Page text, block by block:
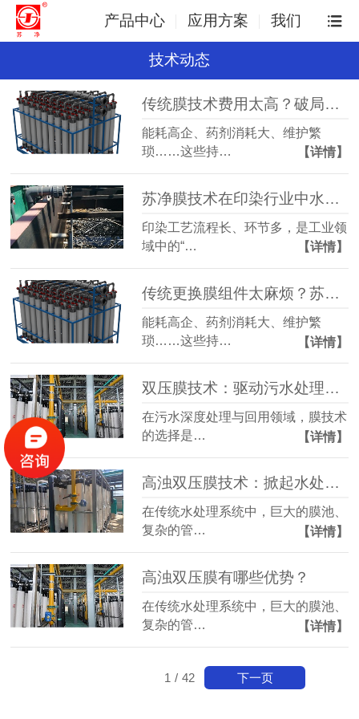
产品中心 应用方案 我们
技术动态
传统膜技术费用太高？破局成本困局，双压膜成本立省30%
能耗高企、药剂消耗大、维护繁
琐……这些持…
【详情】
苏净膜技术在印染行业中水回用的应用
印染工艺流程长、环节多，是工业领
域中的“…
【详情】
传统更换膜组件太麻烦？苏净双压膜只需要换膜芯！
能耗高企、药剂消耗大、维护繁
琐……这些持…
【详情】
双压膜技术：驱动污水处理效率的革新性突破
在污水深度处理与回用领域，膜技术
的选择是…
【详情】
高浊​双压膜技术：掀起水处理行业的效率革命与成本重构
在传统水处理系统中，巨大的膜池、
复杂的管…
【详情】
高浊双压膜有哪些优势？
在传统水处理系统中，巨大的膜池、
复杂的管…
【详情】
1 / 42 下一页